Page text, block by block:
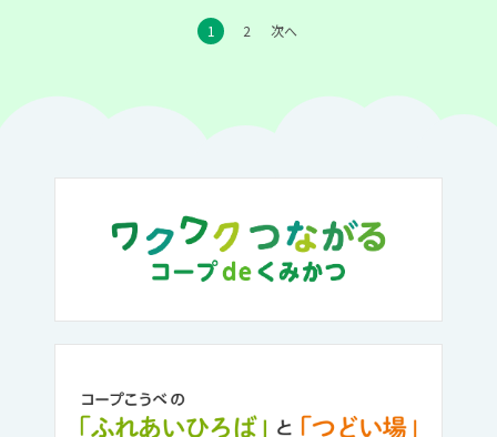
1 2 次へ